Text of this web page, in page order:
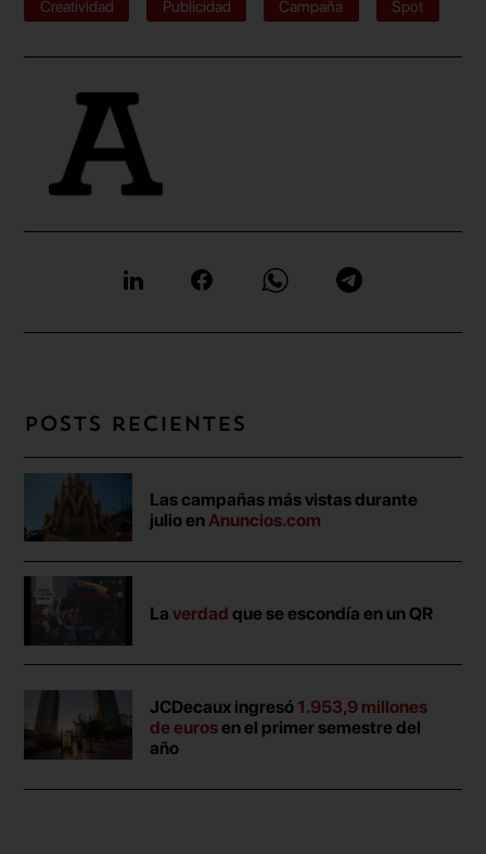
Creatividad Publicidad Campaña Spot
Posts recientes
Las campañas más vistas durante
julio en Anuncios.com
Laverdad que se escondía en un QR
JCDecaux ingresó 1.953,9 millones
de eurosen el primer semestre del
año